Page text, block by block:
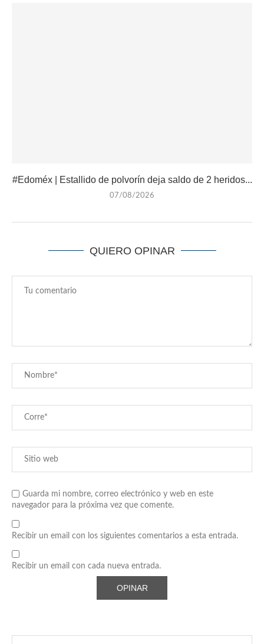
#Edoméx | Estallido de polvorín deja saldo de 2 heridos...
07/08/2026
QUIERO OPINAR
Guarda mi nombre, correo electrónico y web en este
navegador para la próxima vez que comente.
Recibir un email con los siguientes comentarios a esta entrada.
Recibir un email con cada nueva entrada.